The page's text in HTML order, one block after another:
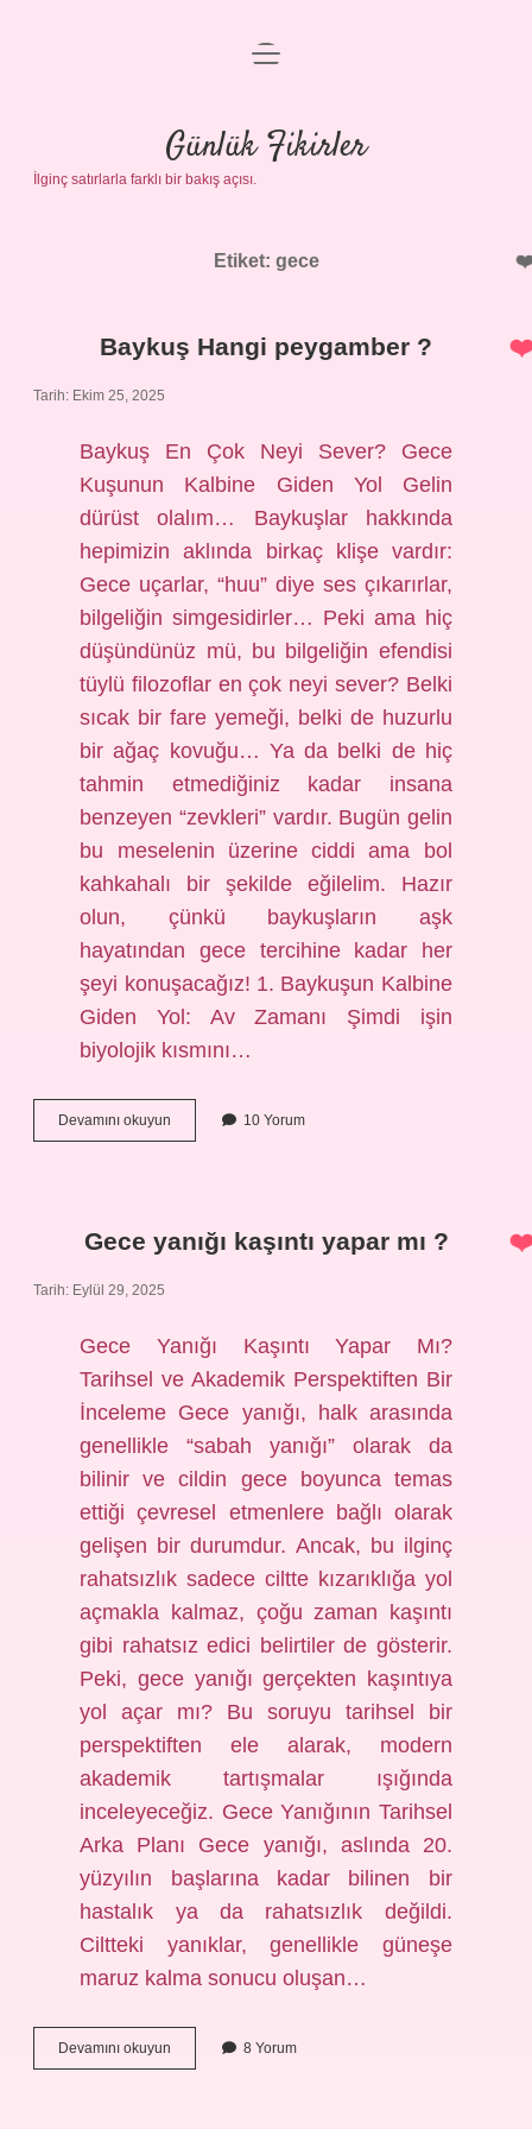
Anasayfa
Gizlilik Politikası
Yasal Uyarı
menüyü
Günlük Fikirler
İlginç satırlarla farklı bir bakış açısı.
Etiket: gece
Baykuş Hangi peygamber ?
Tarih: Ekim 25, 2025
Baykuş En Çok Neyi Sever? Gece
Kuşunun Kalbine Giden Yol Gelin
dürüst olalım… Baykuşlar hakkında
hepimizin aklında birkaç klişe vardır:
Gece uçarlar, “huu” diye ses çıkarırlar,
bilgeliğin simgesidirler… Peki ama hiç
düşündünüz mü, bu bilgeliğin efendisi
tüylü filozoflar en çok neyi sever? Belki
sıcak bir fare yemeği, belki de huzurlu
bir ağaç kovuğu… Ya da belki de hiç
tahmin etmediğiniz kadar insana
benzeyen “zevkleri” vardır. Bugün gelin
bu meselenin üzerine ciddi ama bol
kahkahalı bir şekilde eğilelim. Hazır
olun, çünkü baykuşların aşk
hayatından gece tercihine kadar her
şeyi konuşacağız! 1. Baykuşun Kalbine
Giden Yol: Av Zamanı Şimdi işin
biyolojik kısmını…
Devamını okuyun
Hangi
10 Yorum
Gece yanığı kaşıntı yapar mı ?
Tarih: Eylül 29, 2025
Gece Yanığı Kaşıntı Yapar Mı?
Tarihsel ve Akademik Perspektiften Bir
İnceleme Gece yanığı, halk arasında
genellikle “sabah yanığı” olarak da
bilinir ve cildin gece boyunca temas
ettiği çevresel etmenlere bağlı olarak
gelişen bir durumdur. Ancak, bu ilginç
rahatsızlık sadece ciltte kızarıklığa yol
açmakla kalmaz, çoğu zaman kaşıntı
gibi rahatsız edici belirtiler de gösterir.
Peki, gece yanığı gerçekten kaşıntıya
yol açar mı? Bu soruyu tarihsel bir
perspektiften ele alarak, modern
akademik tartışmalar ışığında
inceleyeceğiz. Gece Yanığının Tarihsel
Arka Planı Gece yanığı, aslında 20.
yüzyılın başlarına kadar bilinen bir
hastalık ya da rahatsızlık değildi.
Ciltteki yanıklar, genellikle güneşe
maruz kalma sonucu oluşan…
Devamını okuyun
yanığı
8 Yorum